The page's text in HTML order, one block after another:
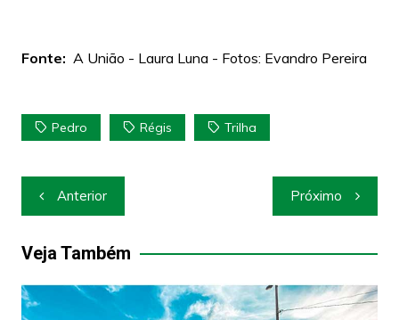
Fonte: A União - Laura Luna - Fotos: Evandro Pereira
Pedro Régis Trilha
Navegação
de
Post
Anterior Próximo
Veja Também